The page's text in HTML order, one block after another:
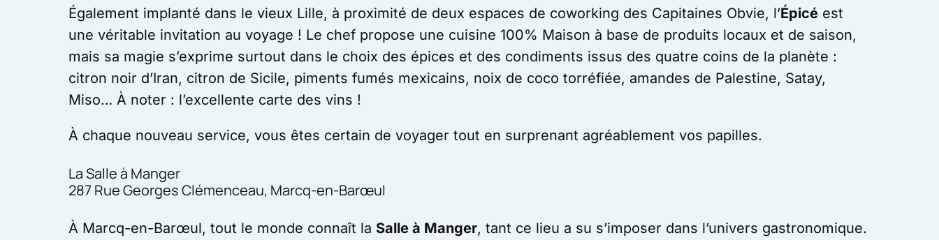
Également implanté dans le vieux Lille, à proximité de deux espaces de coworking des Capitaines Obvie, l’Épicé est
une véritable invitation au voyage ! Le chef propose une cuisine 100% Maison à base de produits locaux et de saison,
mais sa magie s’exprime surtout dans le choix des épices et des condiments issus des quatre coins de la planète :
citron noir d’Iran, citron de Sicile, piments fumés mexicains, noix de coco torréfiée, amandes de Palestine, Satay,
Miso… À noter : l’excellente carte des vins !
À chaque nouveau service, vous êtes certain de voyager tout en surprenant agréablement vos papilles.
La Salle à Manger
287 Rue Georges Clémenceau, Marcq-en-Barœul
À Marcq-en-Barœul, tout le monde connaît la Salle à Manger, tant ce lieu a su s’imposer dans l’univers gastronomique.